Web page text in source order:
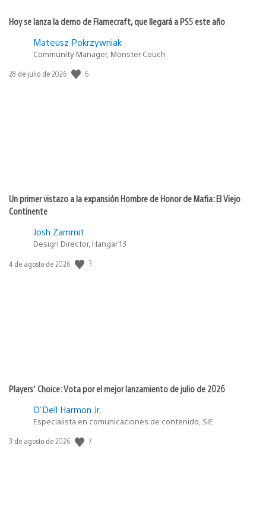
Hoy se lanza la demo de Flamecraft, que llegará a PS5 este año
Mateusz Pokrzywniak
Community Manager, Monster Couch
Fecha
28 de julio de 2026 6
Un primer vistazo a la expansión Hombre de Honor de Mafia: El Viejo
Continente
Josh Zammit
Design Director, Hangar 13
Fecha
4 de agosto de 2026 3
Players’ Choice: Vota por el mejor lanzamiento de julio de 2026
O'Dell Harmon Jr.
Especialista en comunicaciones de contenido, SIE
Fecha
3 de agosto de 2026 7